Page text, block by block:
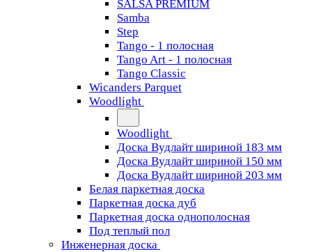
SALSA PREMIUM
Samba
Step
Tango - 1 полосная
Tango Art - 1 полосная
Tango Classiс
Wicanders Parquet
Woodlight
Woodlight
Доска Вудлайт шириной 183 мм
Доска Вудлайт шириной 150 мм
Доска Вудлайт шириной 203 мм
Белая паркетная доска
Паркетная доска дуб
Паркетная доска однополосная
Под теплый пол
Инженерная доска